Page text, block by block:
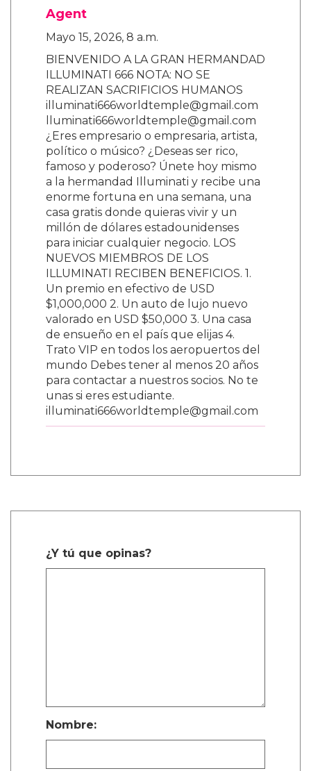
Agent
Mayo 15, 2026, 8 a.m.
BIENVENIDO A LA GRAN HERMANDAD
ILLUMINATI 666 NOTA: NO SE
REALIZAN SACRIFICIOS HUMANOS
illuminati666worldtemple@gmail.com
lluminati666worldtemple@gmail.com
¿Eres empresario o empresaria, artista,
político o músico? ¿Deseas ser rico,
famoso y poderoso? Únete hoy mismo
a la hermandad Illuminati y recibe una
enorme fortuna en una semana, una
casa gratis donde quieras vivir y un
millón de dólares estadounidenses
para iniciar cualquier negocio. LOS
NUEVOS MIEMBROS DE LOS
ILLUMINATI RECIBEN BENEFICIOS. 1.
Un premio en efectivo de USD
$1,000,000 2. Un auto de lujo nuevo
valorado en USD $50,000 3. Una casa
de ensueño en el país que elijas 4.
Trato VIP en todos los aeropuertos del
mundo Debes tener al menos 20 años
para contactar a nuestros socios. No te
unas si eres estudiante.
illuminati666worldtemple@gmail.com
¿Y tú que opinas?
Nombre: